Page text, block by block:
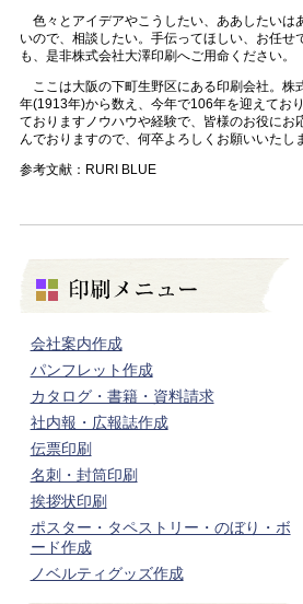
色々とアイデアやこうしたい、ああしたいは
いので、相談したい。手伝ってほしい、お任せ
も、是非株式会社大澤印刷へご用命ください。
ここは大阪の下町生野区にある印刷会社。株
年(1913年)から数え、今年で106年を迎えてお
ておりますノウハウや経験で、皆様のお役にお
んでおりますので、何卒よろしくお願いいたし
参考文献：RURI BLUE
会社案内作成
パンフレット作成
カタログ・書籍・資料請求
社内報・広報誌作成
伝票印刷
名刺・封筒印刷
挨拶状印刷
ポスター・タペストリー・のぼり・ボ
ード作成
ノベルティグッズ作成